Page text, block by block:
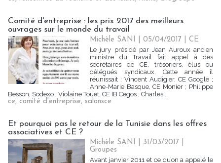
Comité d'entreprise : les prix 2017 des meilleurs
ouvrages sur le monde du travail
Michèle SANI | 05/04/2017 |CE
Le jury présidé par Jean Auroux ancien
ministre du Travail fait appel à des
secrétaires de CE, trésoriers, élus ou
délégués syndicaux. Cette année il
réunissait : Vincent Audigier, CE Google ;
Anne-Marie Basque, CE Monier ; Philippe
Besson, Sodexo ; Violaine Touet, CE IB Cegos ; Charles...
ce, comité d'entreprise, salonsce
Et pourquoi pas le retour de la Tunisie dans les offres
associatives et CE ?
Michèle SANI | 31/03/2017
Groupes
Avant janvier 2011 et ce qu’on a appelé le